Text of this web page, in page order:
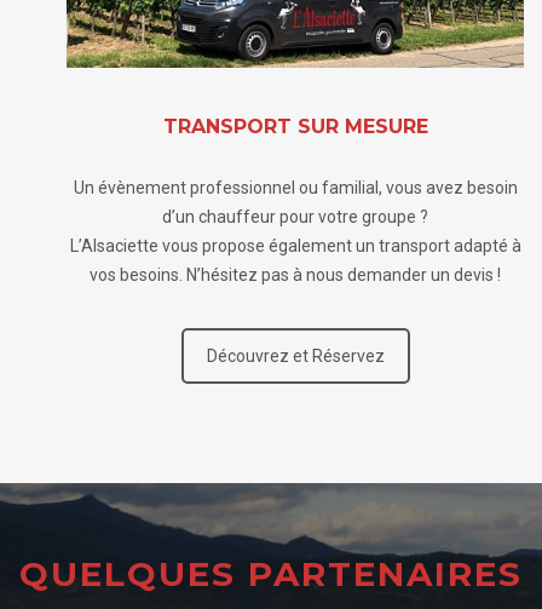
TRANSPORT SUR MESURE
Un évènement professionnel ou familial, vous avez besoin
d’un chauffeur pour votre groupe ?
L’Alsaciette vous propose également un transport adapté à
vos besoins. N’hésitez pas à nous demander un devis !
Découvrez et Réservez
QUELQUES PARTENAIRES